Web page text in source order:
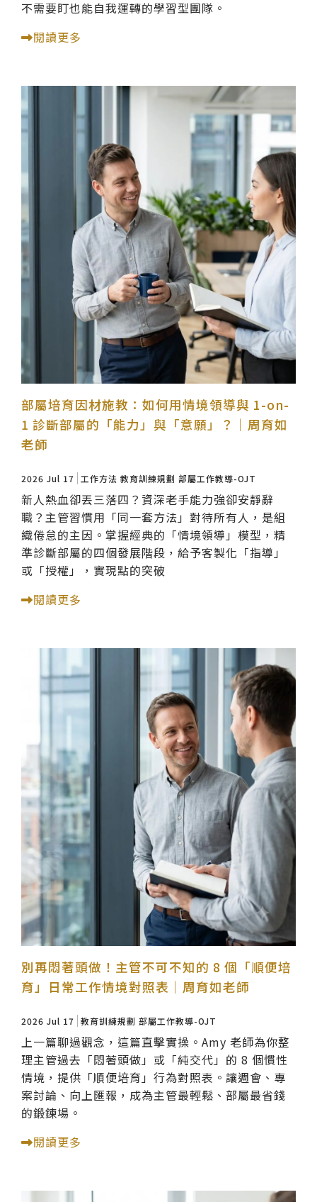
不需要盯也能自我運轉的學習型團隊。
閱讀更多
部屬培育因材施教：如何用情境領導與 1-on-
1 診斷部屬的「能力」與「意願」？｜周育如
老師
2026 Jul 17 工作方法 教育訓練規劃 部屬工作教導-OJT
新人熱血卻丟三落四？資深老手能力強卻安靜辭
職？主管習慣用「同一套方法」對待所有人，是組
織倦怠的主因。掌握經典的「情境領導」模型，精
準診斷部屬的四個發展階段，給予客製化「指導」
或「授權」，實現點的突破
閱讀更多
別再悶著頭做！主管不可不知的 8 個「順便培
育」日常工作情境對照表｜周育如老師
2026 Jul 17 教育訓練規劃 部屬工作教導-OJT
上一篇聊過觀念，這篇直擊實操。Amy 老師為你整
理主管過去「悶著頭做」或「純交代」的 8 個慣性
情境，提供「順便培育」行為對照表。讓週會、專
案討論、向上匯報，成為主管最輕鬆、部屬最省錢
的鍛鍊場。
閱讀更多